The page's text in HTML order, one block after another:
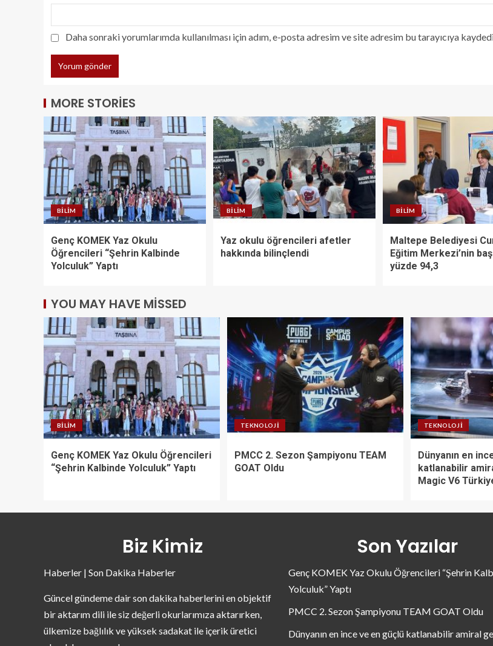
Daha sonraki yorumlarımda kullanılması için adım, e-posta adresim ve site adresim bu tarayıcıya
MORE STORIES
BILIM
Genç KOMEK Yaz Okulu
Öğrencileri “Şehrin Kalbinde
Yolculuk” Yaptı
BILIM
Yaz okulu öğrencileri afetler
hakkında bilinçlendi
BILIM
Maltepe Belediyesi
Eğitim Merkezi’nin
yüzde 94,3
YOU MAY HAVE MISSED
BILIM
Genç KOMEK Yaz Okulu Öğrencileri
“Şehrin Kalbinde Yolculuk” Yaptı
TEKNOLOJI
PMCC 2. Sezon Şampiyonu TEAM
GOAT Oldu
TEKNOLOJI
Dünyanın en
katlanabilir
Magic V6
Biz Kimiz
Haberler | Son Dakika Haberler
Güncel gündeme dair son dakika haberlerini en objektif
bir aktarım dili ile siz değerli okurlarımıza aktarırken,
ülkemize bağlılık ve yüksek sadakat ile içerik üretici
Son Yazılar
Genç KOMEK Yaz Okulu Öğrencileri “Şehrin
Yolculuk” Yaptı
PMCC 2. Sezon Şampiyonu TEAM GOAT Oldu
Dünyanın en ince ve en güçlü katlanabilir amiral